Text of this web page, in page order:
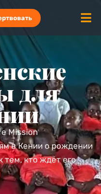
для
Mission
в Кении о рождении
тем, кто ждёт его